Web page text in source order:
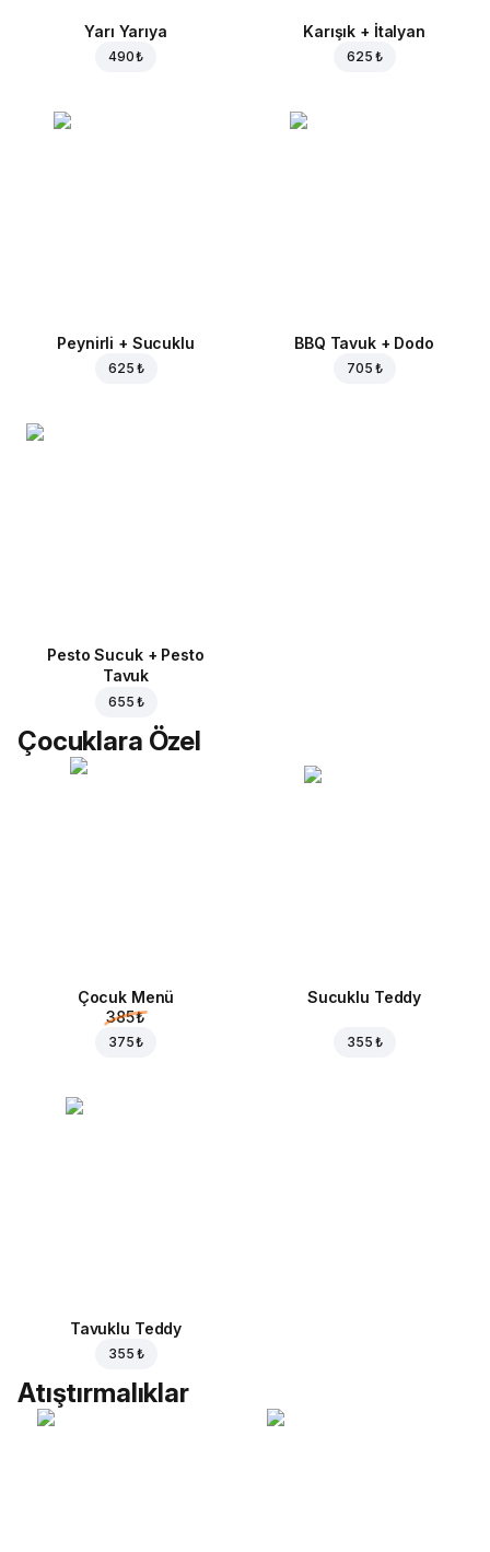
Yarı Yarıya
490 ₺
Karışık + İtalyan
625 ₺
Peynirli + Sucuklu
625 ₺
BBQ Tavuk + Dodo
705 ₺
Pesto Sucuk + Pesto
Tavuk
655 ₺
Çocuklara Özel
Çocuk Menü
385 ₺
375 ₺
Sucuklu Teddy
355 ₺
Tavuklu Teddy
355 ₺
Atıştırmalıklar